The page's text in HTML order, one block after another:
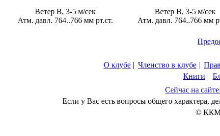
Ветер В, 3-5 м/сек
Атм. давл. 764..766 мм рт.ст.
Ветер В, 3-5 м/сек
Атм. давл. 764..766 мм
О клубе | Членство в клубе |
Книги |
Сейчас на
Если у Вас есть вопросы общего характера,
© ККМ